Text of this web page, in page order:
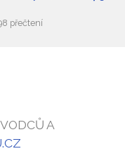
přečtení
A